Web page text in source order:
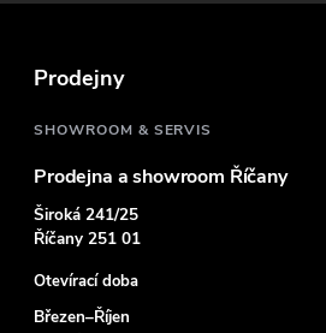
Prodejny
SHOWROOM & SERVIS
Prodejna a showroom Říčany
Široká 241/25
Říčany 251 01
Otevírací doba
Březen–Říjen